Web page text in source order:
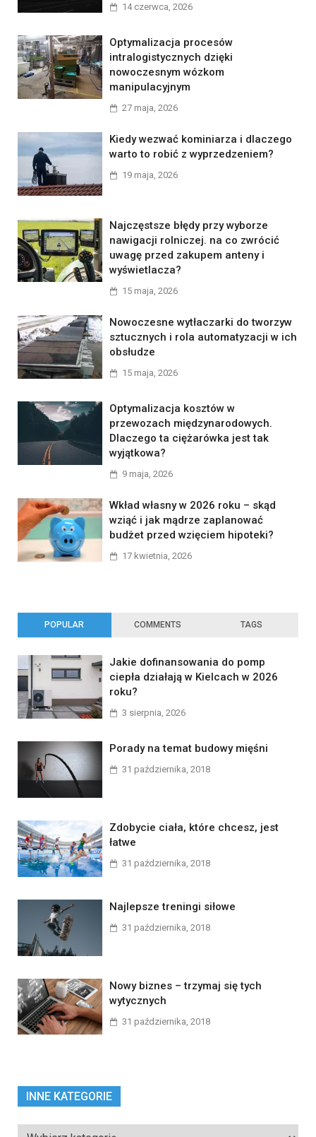
14 czerwca, 2026
Optymalizacja procesów
intralogistycznych dzięki
nowoczesnym wózkom
manipulacyjnym
27 maja, 2026
Kiedy wezwać kominiarza i dlaczego
warto to robić z wyprzedzeniem?
19 maja, 2026
Najczęstsze błędy przy wyborze
nawigacji rolniczej. na co zwrócić
uwagę przed zakupem anteny i
wyświetlacza?
15 maja, 2026
Nowoczesne wytłaczarki do tworzyw
sztucznych i rola automatyzacji w ich
obsłudze
15 maja, 2026
Optymalizacja kosztów w
przewozach międzynarodowych.
Dlaczego ta ciężarówka jest tak
wyjątkowa?
9 maja, 2026
Wkład własny w 2026 roku – skąd
wziąć i jak mądrze zaplanować
budżet przed wzięciem hipoteki?
17 kwietnia, 2026
POPULAR COMMENTS TAGS
Jakie dofinansowania do pomp
ciepła działają w Kielcach w 2026
roku?
3 sierpnia, 2026
Porady na temat budowy mięśni
31 października, 2018
Zdobycie ciała, które chcesz, jest
łatwe
31 października, 2018
Najlepsze treningi siłowe
31 października, 2018
Nowy biznes – trzymaj się tych
wytycznych
31 października, 2018
INNE KATEGORIE
Inne